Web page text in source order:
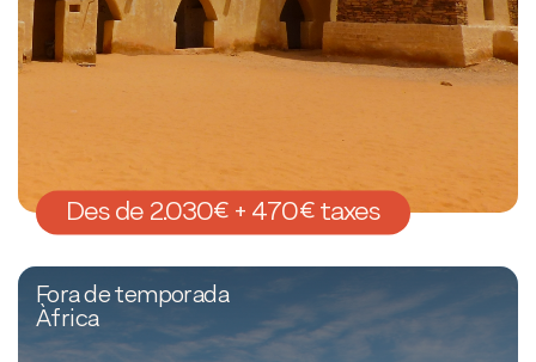
Des de 2.030€ + 470€ taxes
Fora de temporada
Àfrica